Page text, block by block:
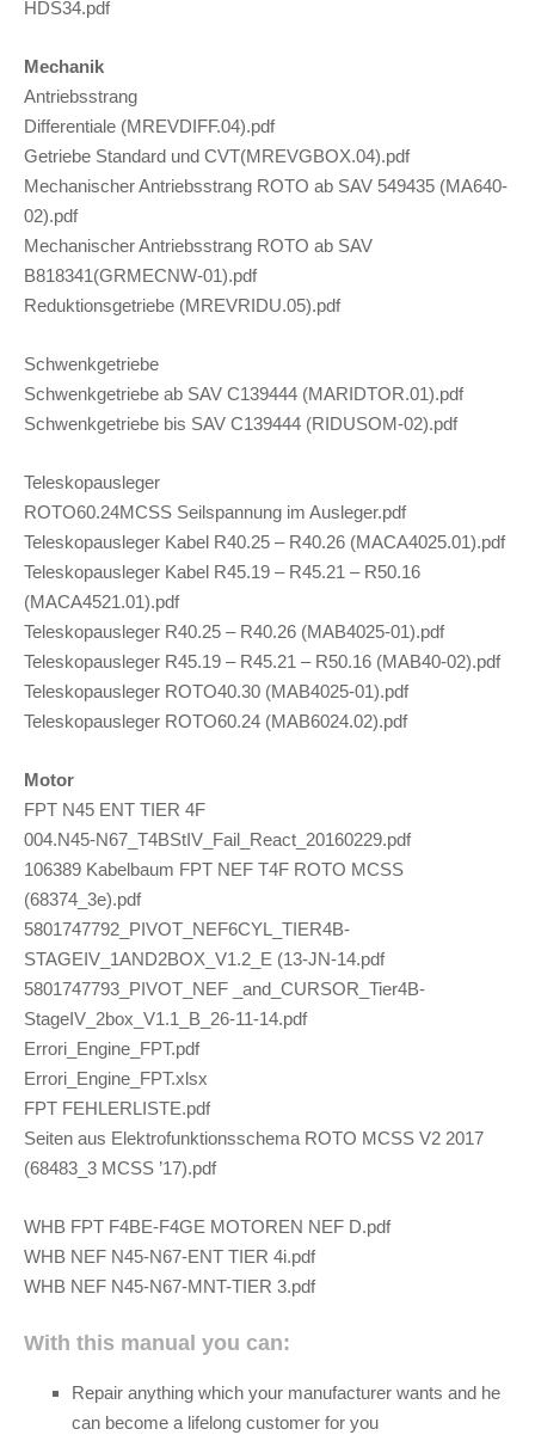
HDS34.pdf
Mechanik
Antriebsstrang
Differentiale (MREVDIFF.04).pdf
Getriebe Standard und CVT(MREVGBOX.04).pdf
Mechanischer Antriebsstrang ROTO ab SAV 549435 (MA640-
02).pdf
Mechanischer Antriebsstrang ROTO ab SAV
B818341(GRMECNW-01).pdf
Reduktionsgetriebe (MREVRIDU.05).pdf
Schwenkgetriebe
Schwenkgetriebe ab SAV C139444 (MARIDTOR.01).pdf
Schwenkgetriebe bis SAV C139444 (RIDUSOM-02).pdf
Teleskopausleger
ROTO60.24MCSS Seilspannung im Ausleger.pdf
Teleskopausleger Kabel R40.25 – R40.26 (MACA4025.01).pdf
Teleskopausleger Kabel R45.19 – R45.21 – R50.16
(MACA4521.01).pdf
Teleskopausleger R40.25 – R40.26 (MAB4025-01).pdf
Teleskopausleger R45.19 – R45.21 – R50.16 (MAB40-02).pdf
Teleskopausleger ROTO40.30 (MAB4025-01).pdf
Teleskopausleger ROTO60.24 (MAB6024.02).pdf
Motor
FPT N45 ENT TIER 4F
004.N45-N67_T4BStIV_Fail_React_20160229.pdf
106389 Kabelbaum FPT NEF T4F ROTO MCSS
(68374_3e).pdf
5801747792_PIVOT_NEF6CYL_TIER4B-
STAGEIV_1AND2BOX_V1.2_E (13-JN-14.pdf
5801747793_PIVOT_NEF _and_CURSOR_Tier4B-
StageIV_2box_V1.1_B_26-11-14.pdf
Errori_Engine_FPT.pdf
Errori_Engine_FPT.xlsx
FPT FEHLERLISTE.pdf
Seiten aus Elektrofunktionsschema ROTO MCSS V2 2017
(68483_3 MCSS ’17).pdf
WHB FPT F4BE-F4GE MOTOREN NEF D.pdf
WHB NEF N45-N67-ENT TIER 4i.pdf
WHB NEF N45-N67-MNT-TIER 3.pdf
With this manual you can:
Repair anything which your manufacturer wants and he
can become a lifelong customer for you